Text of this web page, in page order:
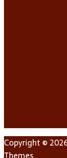
Copyright ©